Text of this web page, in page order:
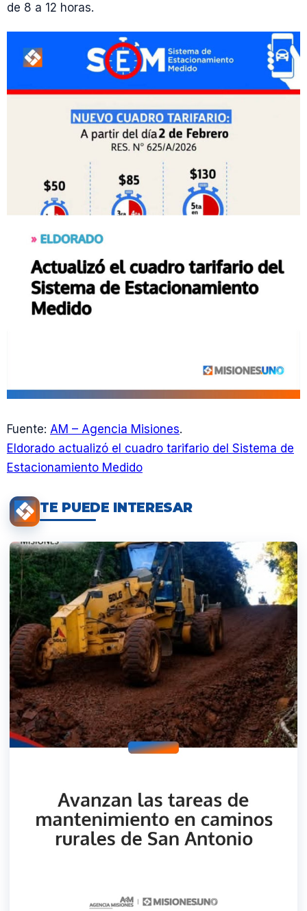
de 8 a 12 horas.
Fuente: AM – Agencia Misiones.
Eldorado actualizó el cuadro tarifario del Sistema de
Estacionamiento Medido
TE PUEDE INTERESAR